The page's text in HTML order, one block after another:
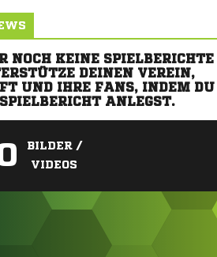
NOCH KEINE SPIELBERICHTE
DEINEN VEREIN,
UND IHRE FANS, INDEM DU
ANLEGST.
BILDER /
VIDEOS